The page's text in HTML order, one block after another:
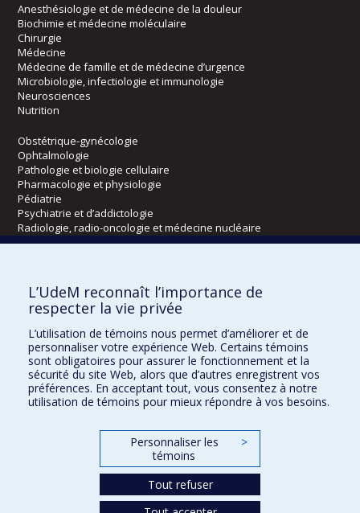
Anesthésiologie et de médecine de la douleur
Biochimie et médecine moléculaire
Chirurgie
Médecine
Médecine de famille et de médecine d’urgence
Microbiologie, infectiologie et immunologie
Neurosciences
Nutrition
Obstétrique-gynécologie
Ophtalmologie
Pathologie et biologie cellulaire
Pharmacologie et physiologie
Pédiatrie
Psychiatrie et d’addictologie
Radiologie, radio-oncologie et médecine nucléaire
Kinésiologie et des sciences de l’activité physique
Orthophonie et audiologie
Réadaptation
Directions
DPC
CPASS
L’UdeM reconnaît l’importance de
respecter la vie privée
L’utilisation de témoins nous permet d’améliorer et de
personnaliser votre expérience Web. Certains témoins
sont obligatoires pour assurer le fonctionnement et la
sécurité du site Web, alors que d’autres enregistrent vos
préférences. En acceptant tout, vous consentez à notre
utilisation de témoins pour mieux répondre à vos besoins.
Personnaliser les
témoins
>
Tout refuser